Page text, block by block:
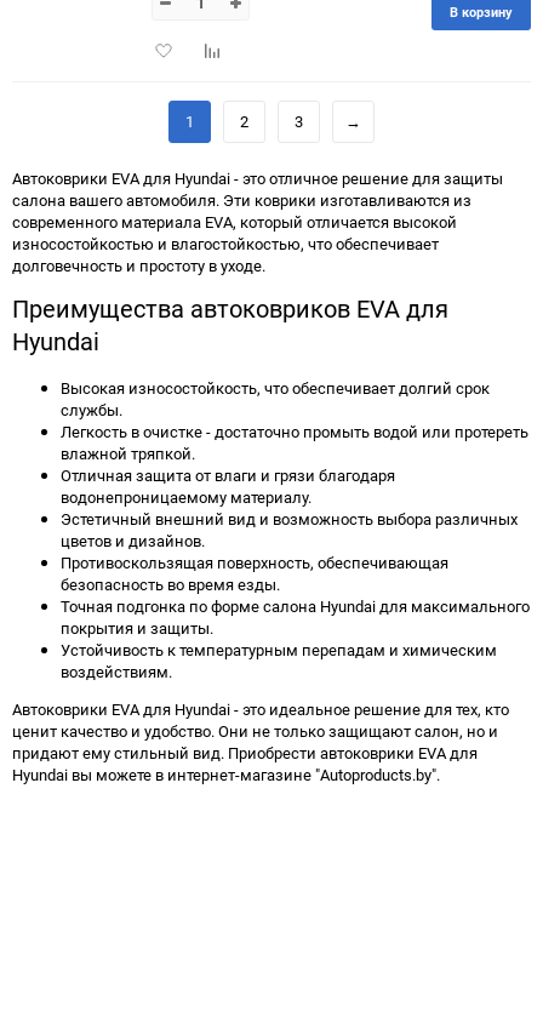
Добавить
избранное
Добавить
сравнению
В корзину
1 2 3 →
Автоковрики EVA для Hyundai - это отличное решение для защиты
салона вашего автомобиля. Эти коврики изготавливаются из
современного материала EVA, который отличается высокой
износостойкостью и влагостойкостью, что обеспечивает
долговечность и простоту в уходе.
Преимущества автоковриков EVA для
Hyundai
Высокая износостойкость, что обеспечивает долгий срок
службы.
Легкость в очистке - достаточно промыть водой или протереть
влажной тряпкой.
Отличная защита от влаги и грязи благодаря
водонепроницаемому материалу.
Эстетичный внешний вид и возможность выбора различных
цветов и дизайнов.
Противоскользящая поверхность, обеспечивающая
безопасность во время езды.
Точная подгонка по форме салона Hyundai для максимального
покрытия и защиты.
Устойчивость к температурным перепадам и химическим
воздействиям.
Автоковрики EVA для Hyundai - это идеальное решение для тех, кто
ценит качество и удобство. Они не только защищают салон, но и
придают ему стильный вид. Приобрести автоковрики EVA для
Hyundai вы можете в интернет-магазине "Autoproducts.by".